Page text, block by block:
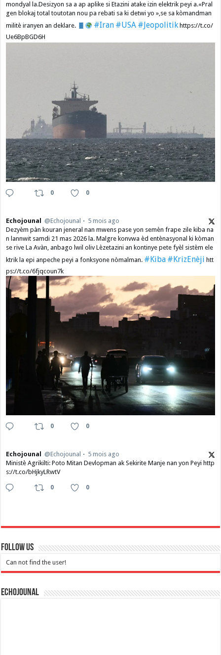
mondyal la.Desizyon sa a ap aplike si Etazini atake izin elektrik peyi a.​«Pral
gen blokaj total toutotan nou pa rebati sa ki detwi yo »,se sa kòmandman
militè iranyen an deklare.
#Iran #USA #Jeopolitikhttps://t.co/
Ue6BpBGD6H
0 0
Echojounal @Echojounal
5 mois ago
Dezyèm pàn kouran jeneral nan mwens pase yon semèn frape zile kiba na
n lannwit samdi 21 mas 2026 la. Malgre konvwa èd entènasyonal ki kòman
se rive La Avàn, anbago lwil oliv Lèzetazini an kontinye pete fyèl sistèm ele
ktrik la epi anpeche peyi a fonksyone nòmalman. #Kiba #KrizEnèji htt
ps://t.co/6fjqcoun7k
0 0
Echojounal @Echojounal
5 mois ago
Ministè Agrikilti: Poto Mitan Devlopman ak Sekirite Manje nan yon Peyi http
s://t.co/bHjkyLRwtV
0 0
Follow Us
Can not find the user!
Echojounal